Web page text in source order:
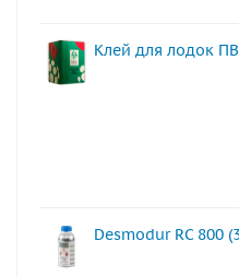
Клей для лодок
Desmodur RC 800